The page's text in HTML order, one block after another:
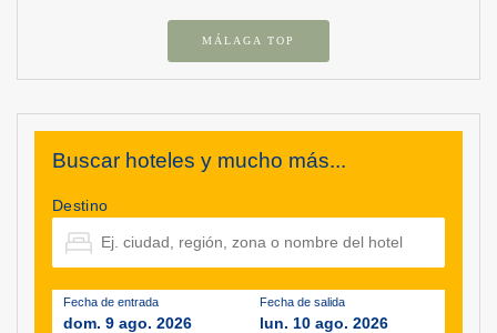
MÁLAGA TOP
Buscar hoteles y mucho más...
Destino
Fecha de entrada
dom. 9 ago. 2026
Fecha de salida
lun. 10 ago. 2026